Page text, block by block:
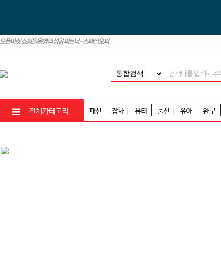
전체카테고리 패션 잡화 뷰티 출산 유아 완구